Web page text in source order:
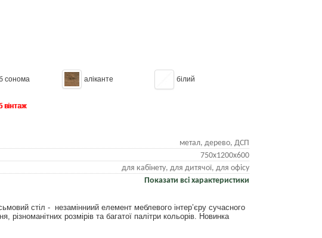
сонома аліканте білий
вінтаж
метал, дерево, ДСП
750х1200х600
для кабінету, для дитячої, для офісу
Показати всі характеристики
стіл - незамінниий елемент меблевого інтер’єру сучасного
різноманітних розмірів та багатої палітри кольорів. Новинка